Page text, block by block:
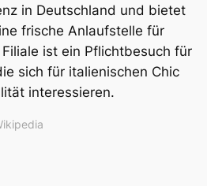
in Deutschland und bietet
frische Anlaufstelle für
ist ein Pflichtbesuch für
sich für italienischen Chic
interessieren.